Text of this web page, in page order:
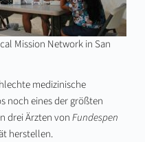
Mission Network in San
medizinische
noch eines der größten
drei Ärzten vonFundespen
herstellen.